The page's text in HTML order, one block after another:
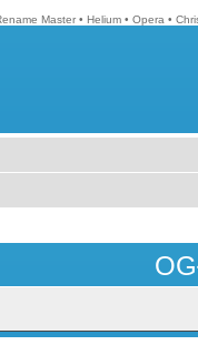
Master • Helium • Opera •